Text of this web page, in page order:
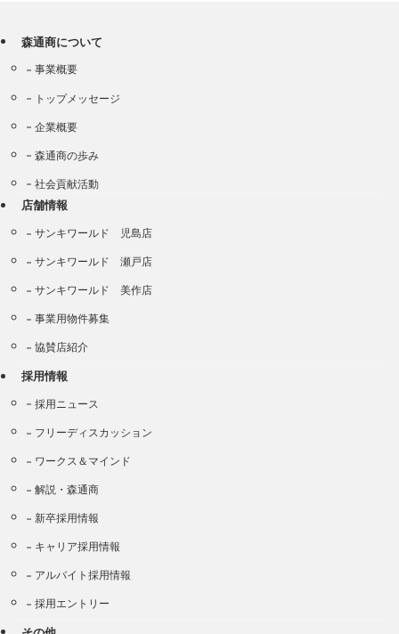
森通商について
事業概要
トップメッセージ
企業概要
森通商の歩み
社会貢献活動
店舗情報
サンキワールド 児島店
サンキワールド 瀬戸店
サンキワールド 美作店
事業用物件募集
協賛店紹介
採用情報
採用ニュース
フリーディスカッション
ワークス＆マインド
解説・森通商
新卒採用情報
キャリア採用情報
アルバイト採用情報
採用エントリー